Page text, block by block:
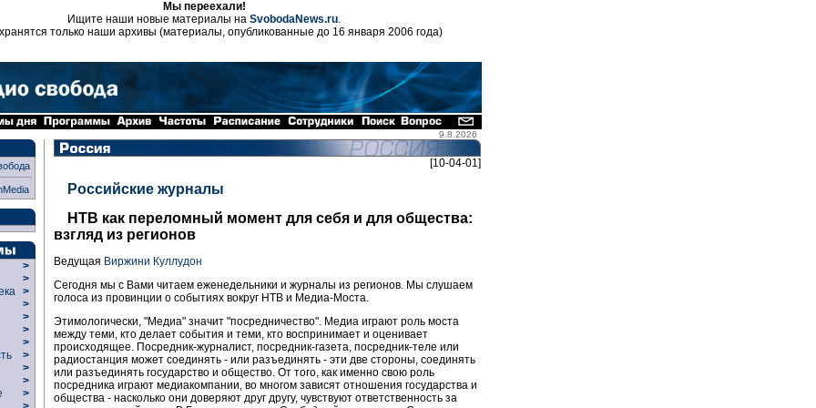
Мы переехали!
Ищите наши новые материалы на SvobodaNews.ru.
только наши архивы (материалы, опубликованные до 16 января 2006 года)
9.8.2026
>
>
>
>
>
>
>
>
>
>
>
[10-04-01]
Российские журналы
НТВ как переломный момент для себя и для общества:
взгляд из регионов
Ведущая Виржини Куллудон
Сегодня мы с Вами читаем еженедельники и журналы из регионов. Мы слушаем
голоса из провинции о событиях вокруг НТВ и Медиа-Моста.
Этимологически, "Медиа" значит "посредничество". Медиа играют роль моста
между теми, кто делает события и теми, кто воспринимает и оценивает
происходящее. Посредник-журналист, посредник-газета, посредник-теле или
радиостанция может соединять - или разъединять - эти две стороны, соединять
или разъединять государство и общество. От того, как именно свою роль
посредника играют медиакомпании, во многом зависят отношения государства и
общества - насколько они доверяют друг другу, чувствуют ответственность за